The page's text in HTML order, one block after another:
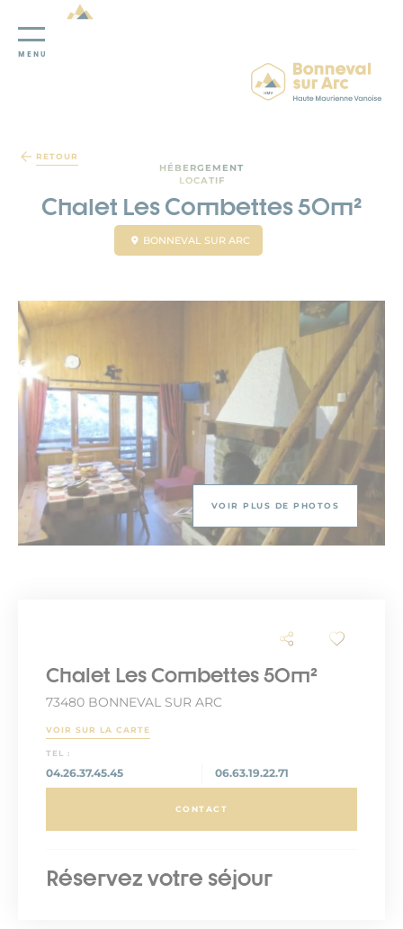
MENU
RETOUR
HÉBERGEMENT
LOCATIF
Chalet Les Combettes 50m²
BONNEVAL SUR ARC
VOIR PLUS DE PHOTOS
Chalet Les Combettes 50m²
73480 BONNEVAL SUR ARC
VOIR SUR LA CARTE
TEL :
04.26.37.45.45 06.63.19.22.71
CONTACT
Réservez votre séjour